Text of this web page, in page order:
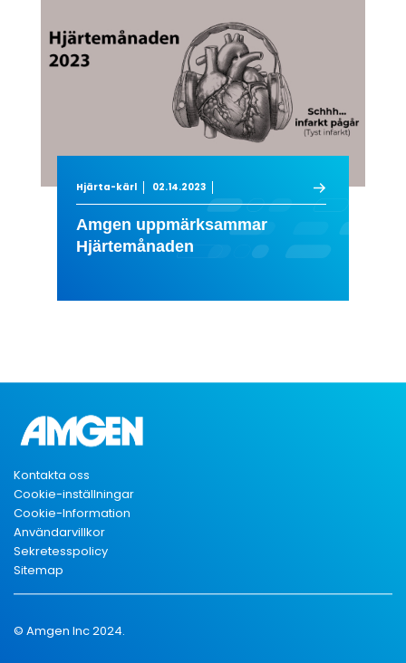
Hjärta-kärl 02.14.2023
Amgen uppmärksammar
Hjärtemånaden
Kontakta oss
Cookie-inställningar
Cookie-Information
Användarvillkor
Sekretesspolicy
Sitemap
© Amgen Inc 2024.